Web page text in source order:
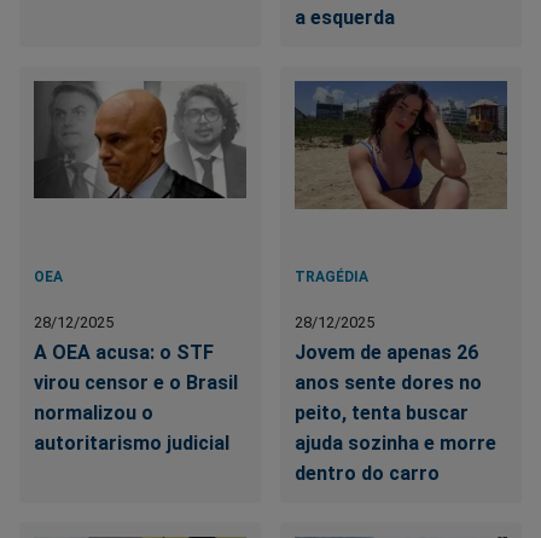
a esquerda
OEA
28/12/2025
A OEA acusa: o STF
virou censor e o Brasil
normalizou o
autoritarismo judicial
TRAGÉDIA
28/12/2025
Jovem de apenas 26
anos sente dores no
peito, tenta buscar
ajuda sozinha e morre
dentro do carro